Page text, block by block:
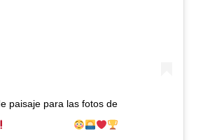
paisaje para las fotos de